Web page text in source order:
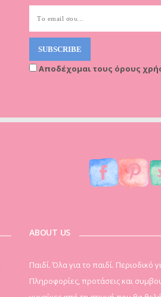
Αποδέχομαι τους όρους
ABOUT US
Παιδί. Όλα για το παιδί. Περιοδικό
Πληροφορίες, προτάσεις και